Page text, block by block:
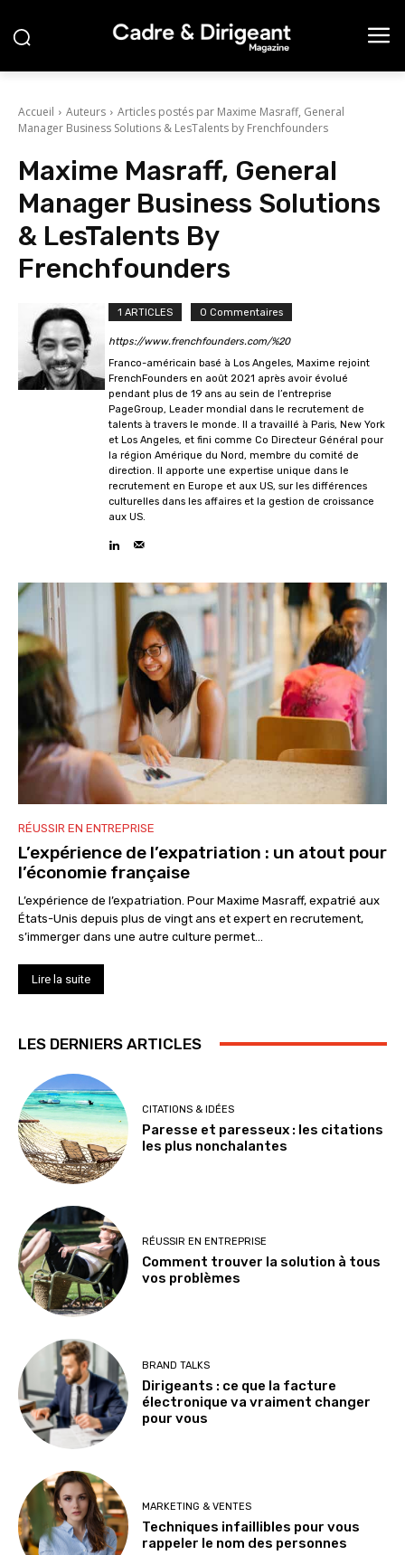
Accueil Auteurs
Articles postés par Maxime Masraff, General
Manager Business Solutions & LesTalents by Frenchfounders
Maxime Masraff, General
Manager Business Solutions
& LesTalents By
Frenchfounders
1 ARTICLES 0 Commentaires
https://www.frenchfounders.com/%20
Franco-américain basé à Los Angeles, Maxime rejoint
FrenchFounders en août 2021 après avoir évolué
pendant plus de 19 ans au sein de l’entreprise
PageGroup, Leader mondial dans le recrutement de
talents à travers le monde. Il a travaillé à Paris, New York
et Los Angeles, et fini comme Co Directeur Général pour
la région Amérique du Nord, membre du comité de
direction. Il apporte une expertise unique dans le
recrutement en Europe et aux US, sur les différences
culturelles dans les affaires et la gestion de croissance
aux US.
RÉUSSIR EN ENTREPRISE
L’expérience de l’expatriation : un atout pour
l’économie française
L’expérience de l’expatriation. Pour Maxime Masraff, expatrié aux
États-Unis depuis plus de vingt ans et expert en recrutement,
s’immerger dans une autre culture permet...
Lire la suite
LES DERNIERS ARTICLES
CITATIONS & IDÉES
Paresse et paresseux : les citations
les plus nonchalantes
RÉUSSIR EN ENTREPRISE
Comment trouver la solution à tous
vos problèmes
BRAND TALKS
Dirigeants : ce que la facture
électronique va vraiment changer
pour vous
MARKETING & VENTES
Techniques infaillibles pour vous
rappeler le nom des personnes